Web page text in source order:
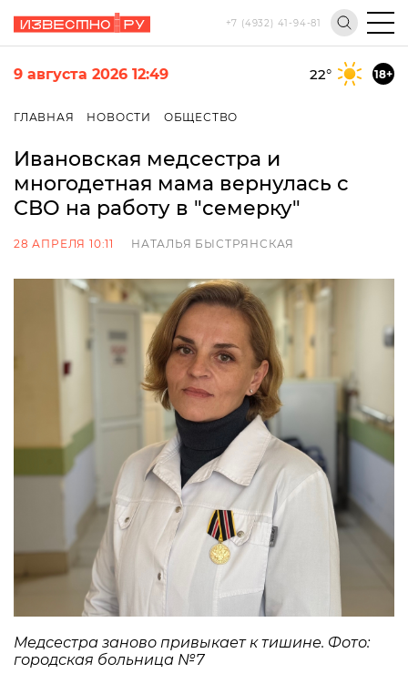
+7 (4932) 41-94-81
9 августа 2026 12:49 22° 18+
ГЛАВНАЯ НОВОСТИ ОБЩЕСТВО
Ивановская медсестра и
многодетная мама вернулась с
СВО на работу в "семерку"
28 АПРЕЛЯ 10:11 НАТАЛЬЯ БЫСТРЯНСКАЯ
Медсестра заново привыкает к тишине. Фото:
городская больница №7